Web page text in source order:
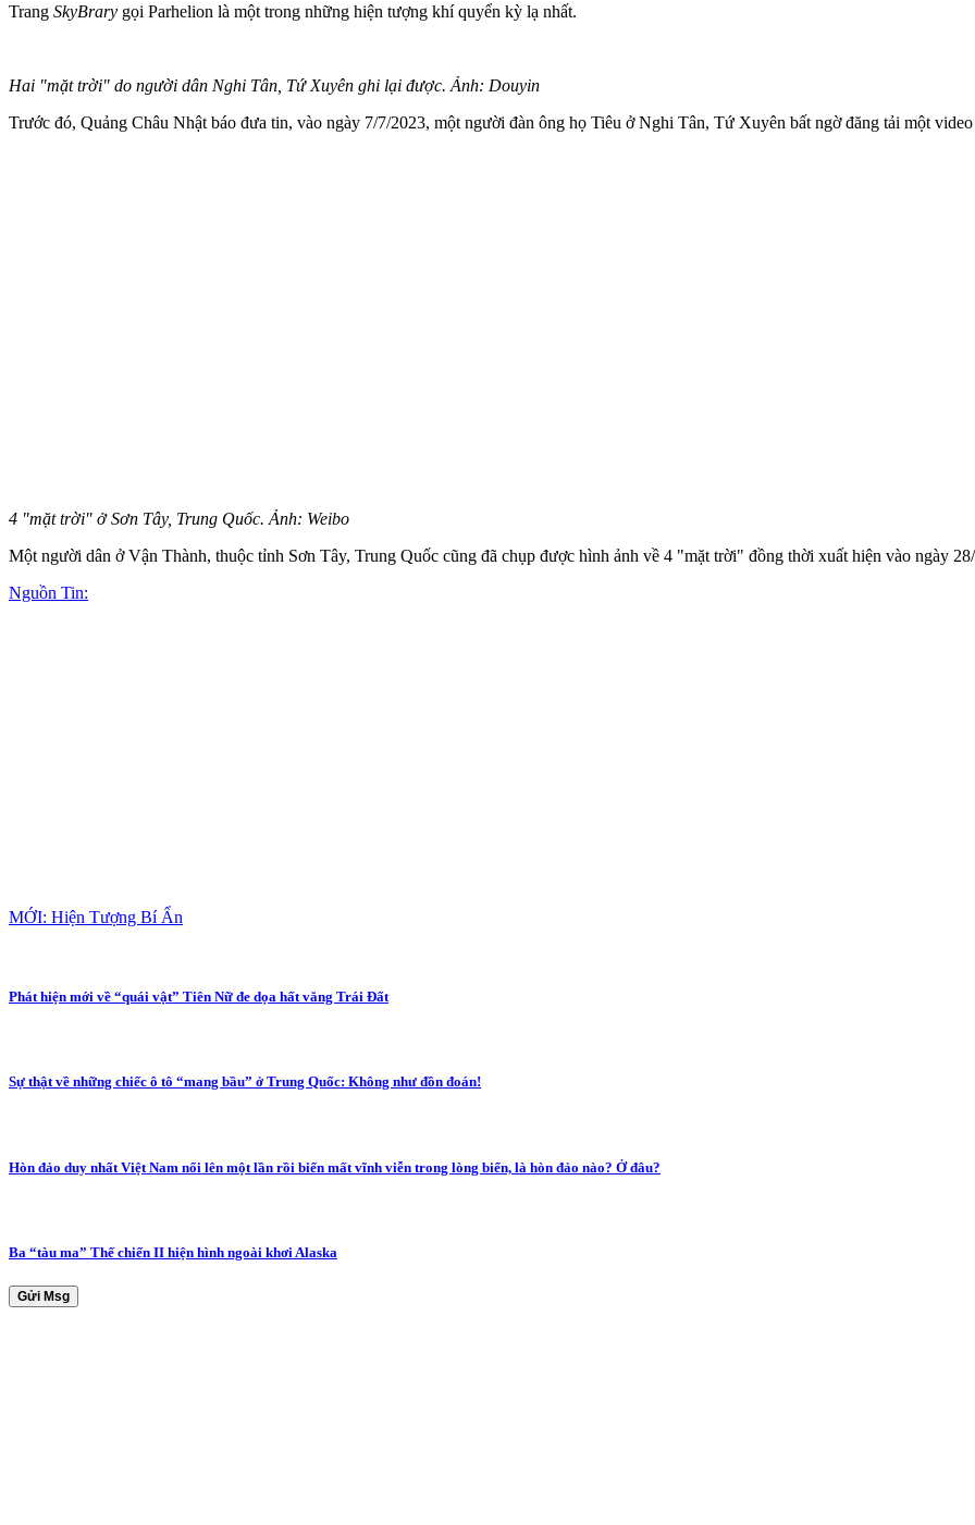
Trang SkyBrary gọi Parhelion là một trong những hiện tượng khí quyển kỳ lạ nhất.
Hai "mặt trời" do người dân Nghi Tân, Tứ Xuyên ghi lại được. Ảnh: Douyin
Trước đó, Quảng Châu Nhật báo đưa tin, vào ngày 7/7/2023, một người đàn ông họ Tiêu ở Nghi Tân, Tứ Xuyên bất ngờ đăng tải một
4 "mặt trời" ở Sơn Tây, Trung Quốc. Ảnh: Weibo
Một người dân ở Vận Thành, thuộc tỉnh Sơn Tây, Trung Quốc cũng đã chụp được hình ảnh về 4 "mặt trời" đồng thời xuất hiện vào ngày
Nguồn Tin:
MỚI: Hiện Tượng Bí Ẩn
Phát hiện mới về “quái vật” Tiên Nữ đe dọa hất văng Trái Đất
Sự thật về những chiếc ô tô “mang bầu” ở Trung Quốc: Không như đồn đoán!
Hòn đảo duy nhất Việt Nam nổi lên một lần rồi biến mất vĩnh viễn trong lòng biển, là hòn đảo nào? Ở đâu?
Ba “tàu ma” Thế chiến II hiện hình ngoài khơi Alaska
Gửi Msg